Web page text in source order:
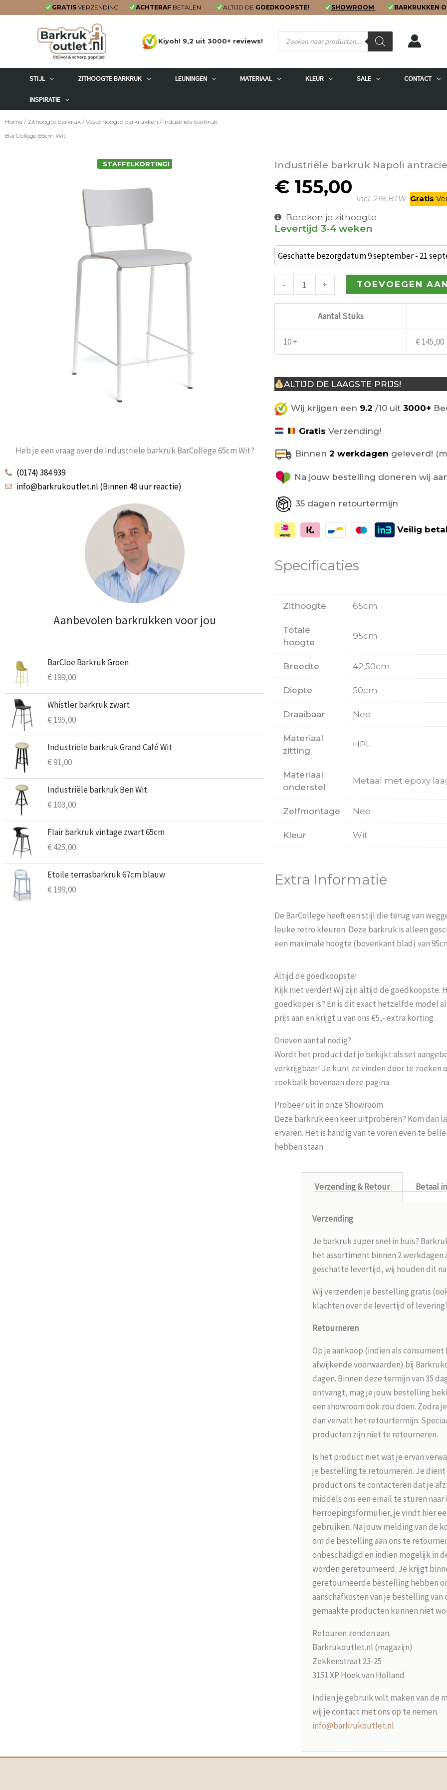
GRATIS VERZENDING ACHTERAF BETALEN ALTIJD DE GOEDKOOPSTE! SHOWROOM BARKRUKKEN
Kiyoh! 9,2 uit 3000+ reviews!
Producten
zoeken
STIJL ZITHOOGTE BARKRUK LEUNINGEN MATERIAAL KLEUR SALE CONTACT
INSPIRATIE
Home / Zithoogte barkruk / Vaste hoogte barkrukken / Industriële barkruk
BarCollege 65cm Wit
STAFFELKORTING!
Heb je een vraag over de Industriële barkruk BarCollege 65cm Wit?
(0174) 384 939
info@barkrukoutlet.nl (Binnen 48 uur reactie)
Aanbevolen barkrukken voor jou
BarCloë Barkruk Groen
€199,00
Whistler barkruk zwart
€195,00
Industriële barkruk Grand Café Wit
€91,00
Industriële barkruk Ben Wit
€103,00
Flair barkruk vintage zwart 65cm
€425,00
Etoile terrasbarkruk 67cm blauw
€199,00
Industriële barkruk Napoli
€ 155,00
Incl. 21% BTW Gratis V
Bereken je zithoogte
Levertijd 3-4 weken
Geschatte bezorgdatum 9 september - 21
-
barkruk
BarCollege
Wit
+ TOEVOEGEN
Aantal Stuks
10 + €145,00
ALTIJD DE LAAGSTE PRIJS!
Wij krijgen een 9.2 /10 uit 3000+
Gratis Verzending!
Binnen 2 werkdagen geleverd!
Na jouw bestelling doneren wij
35 dagen retourtermijn
Veilig
Specificaties
Zithoogte 65cm
Totale
hoogte
95cm
Breedte 42,50cm
Diepte 50cm
Draaibaar Nee
Materiaal
zitting
HPL
Materiaal
onderstel
Metaal met epoxy
Zelfmontage Nee
Kleur Wit
Extra Informatie
De BarCollege heeft een stijl die terug van
leuke retro kleuren. Deze barkruk is alleen
een maximale hoogte (bovenkant blad) van
Altijd de goedkoopste!
Kijk niet verder! Wij zijn altijd de goedkoopste.
goedkoper is? En is dit exact hetzelfde model
prijs aan en krijgt u van ons €5,- extra korting.
Oneven aantal nodig?
Wordt het product dat je bekijkt als set
verkrijgbaar! Je kunt ze vinden door te zoeken
zoekbalk bovenaan deze pagina.
Probeer uit in onze Showroom
Deze barkruk een keer uitproberen? Kom dan
ervaren. Het is handig van te voren even te
hebben staan.
Verzending & Retour Betaal
Verzending
Je barkruk super snel in huis?
het assortiment binnen 2
geschatte levertijd, wij houden dit
Wij verzenden je bestelling gratis
klachten over de levertijd of
Retourneren
Op je aankoop (indien als
afwijkende voorwaarden) bij
dagen. Binnen deze termijn van 35
ontvangt, mag je jouw bestelling
een showroom ook zou doen. Zodra
dan vervalt het retourtermijn.
producten zijn niet te retourneren.
Is het product niet wat je ervan
je bestelling te retourneren. Je dient
product ons te contacteren dat je
middels ons een email te sturen naar
herroepingsformulier, je vindt hier
gebruiken. Na jouw melding van de
om de bestelling aan ons te
onbeschadigd en indien mogelijk in
worden geretourneerd. Je krijgt
geretourneerde bestelling hebben
aanschafkosten van je bestelling
gemaakte producten kunnen niet
Retouren zenden aan:
Barkrukoutlet.nl (magazijn)
Zekkenstraat 23-25
3151 XP Hoek van Holland
Indien je gebruik wilt maken van de
wij je contact met ons op te nemen.
info@barkrukoutlet.nl